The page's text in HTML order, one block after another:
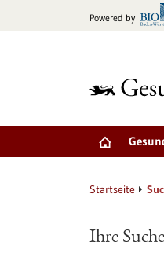
Powered by
Startseite
Ihre